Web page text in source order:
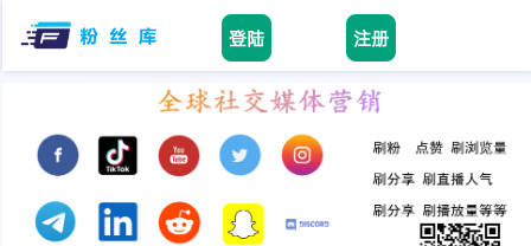
登陆 注册
Home
facebook
youtube